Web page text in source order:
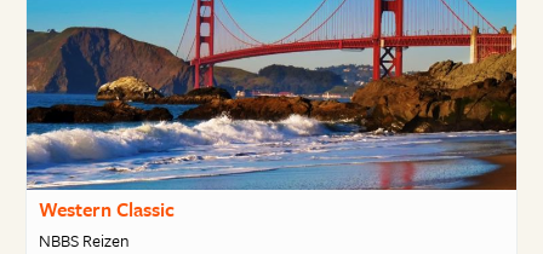
Western Classic
NBBS Reizen